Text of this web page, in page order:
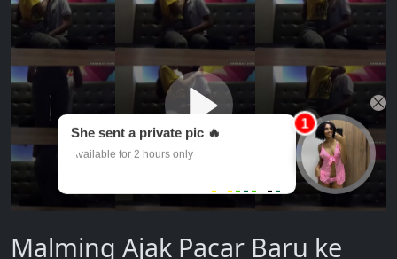
Malming Ajak Pacar Baru ke